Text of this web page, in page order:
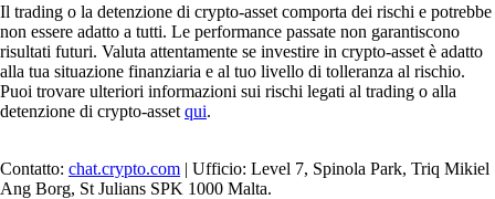
Il trading o la detenzione di crypto-asset comporta dei rischi e potrebbe
non essere adatto a tutti. Le performance passate non garantiscono
risultati futuri. Valuta attentamente se investire in crypto-asset è adatto
alla tua situazione finanziaria e al tuo livello di tolleranza al rischio.
Puoi trovare ulteriori informazioni sui rischi legati al trading o alla
detenzione di crypto-asset qui.
Contatto: chat.crypto.com | Ufficio: Level 7, Spinola Park, Triq Mikiel
Ang Borg, St Julians SPK 1000 Malta.